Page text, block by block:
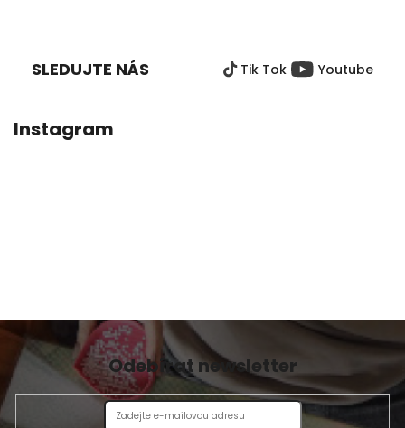
hvězdiček.
SLEDUJTE NÁS Tik Tok Youtube
Instagram
Odebírat newsletter